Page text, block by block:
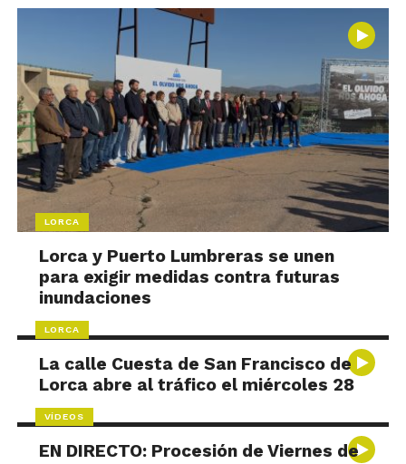
LORCA
Lorca y Puerto Lumbreras se unen
para exigir medidas contra futuras
inundaciones
LORCA
La calle Cuesta de San Francisco de
Lorca abre al tráfico el miércoles 28
VÍDEOS
EN DIRECTO: Procesión de Viernes de